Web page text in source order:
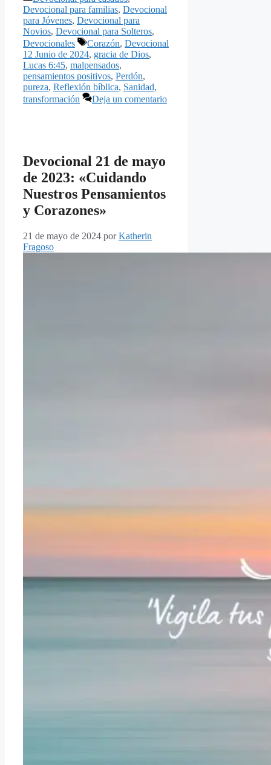
Devocional para familias, Devocional
para Jóvenes, Devocional para
Novios, Devocional para Solteros,
Devocionales
Etiquetas
Corazón, Devocional
12 Junio de 2024, gracia de Dios,
Lucas 6:45, malpensados,
pensamientos positivos, Perdón,
pureza, Reflexión bíblica, Sanidad,
transformación
Deja un comentario
Devocional 21 de mayo
de 2023: «Cuidando
Nuestros Pensamientos
y Corazones»
21 de mayo de 2024 porKatherin
Fragoso